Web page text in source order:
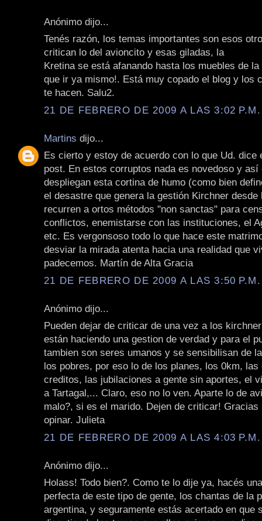
Anónimo dijo...
Tenés razón, los temas importantes son esos
critican lo del avioncito y esas giladas, la
Kretina se está afanando hasta los muebles de
que ir ya mismo!. Está muy copado el blog y los
te hacen. Salu2.
21 DE FEBRERO DE 2009 A LAS 3:02 P.M.
Martins dijo...
Es cierto y estoy de acuerdo con lo que Ud. dice
post. En estos corruptos nada es novedoso y así
despliegan esta cortina de humo (como bien
el desastre que genera la gestión Kirchner desde
recurren a ortos métodos "non sanctas" para
conflictos, enemistarse con las instituciones, el
etc. Es vergonsoso todo lo que hace este
desviar la mirada atenta hacia una realidad que
padecemos. Martín de Alta Gracia
21 DE FEBRERO DE 2009 A LAS 3:50 P.M.
Anónimo dijo...
Pueden dejar de criticar de una vez a los
están haciendo una gestion de verdad y para el
tambien son seres umanos y se sensibilisan de
los pobres, por eso lo de los planes, los 0km, las
creditos, las jubilaciones a gente sin aportes, el
a Tartagal,... Claro, eso no lo ven. Aparte lo de
malo?, si es el marido. Dejen de criticar! Gracias
opinar. Julieta
21 DE FEBRERO DE 2009 A LAS 4:03 P.M.
Anónimo dijo...
Holass! Todo bien?. Como te lo dije ya, hacés
perfecta de este tipo de gente, los chantas de la
argentina, y seguramente estás acertado en que